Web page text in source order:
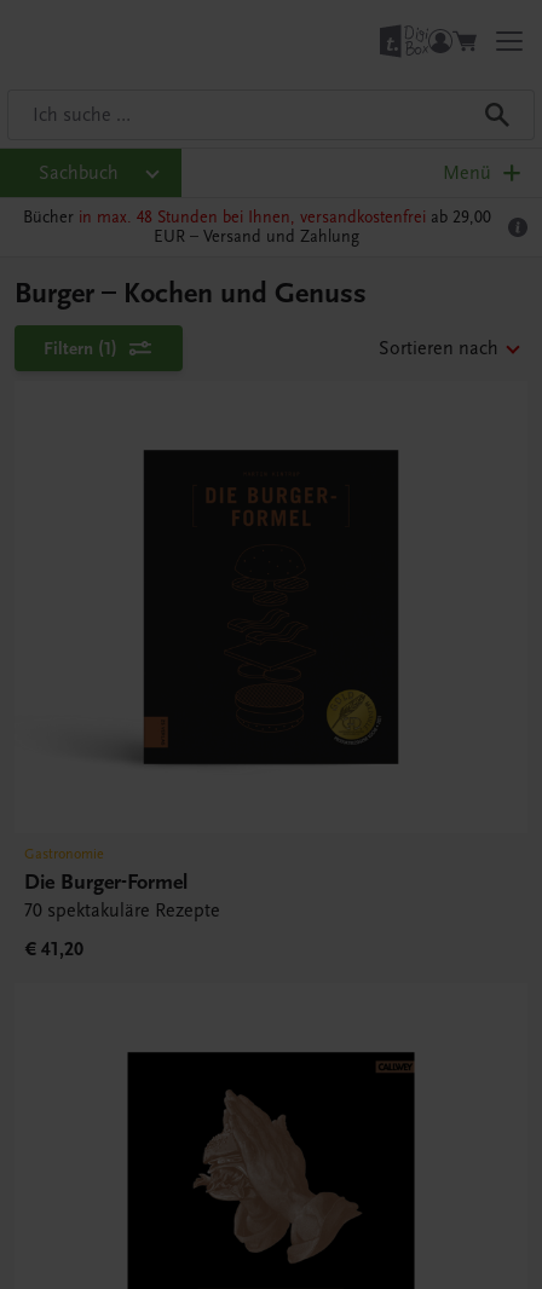
Sachbuch Menü
Bücher in max. 48 Stunden bei Ihnen, versandkostenfrei ab 29,00
EUR – Versand und Zahlung
Burger – Kochen und Genuss
Filtern (1) Sortieren nach
Gastronomie
Die Burger-Formel
70 spektakuläre Rezepte
€ 41,20